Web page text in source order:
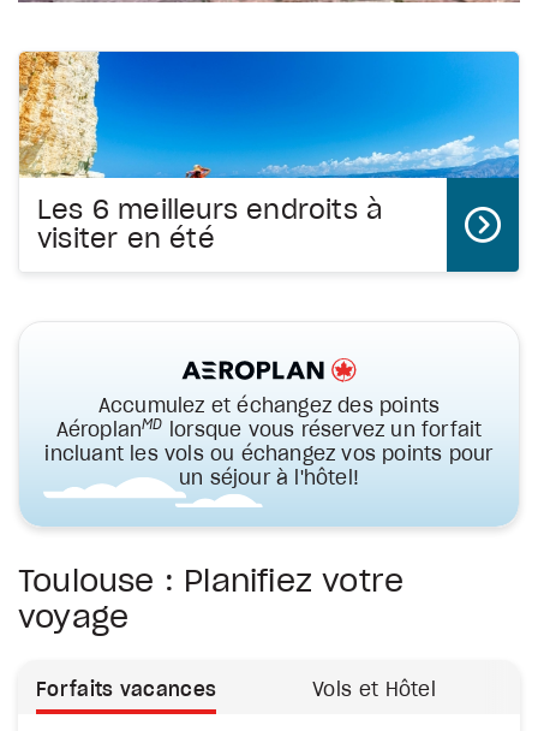
Les 6 meilleurs endroits à
visiter en été
Accumulez et échangez des points
AéroplanMD
lorsque vous réservez un forfait
incluant les vols ou échangez vos points pour
un séjour à l'hôtel!
Toulouse : Planifiez votre
voyage
Forfaits vacances Vols et Hôtel